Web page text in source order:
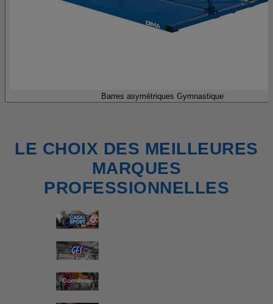
Barres asymétriques Gymnastique
LE CHOIX DES MEILLEURES
MARQUES
PROFESSIONNELLES